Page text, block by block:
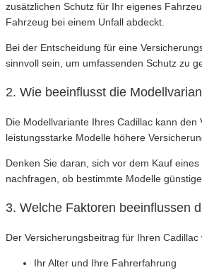
zusätzlichen Schutz für Ihr eigenes
Fahrzeug bei einem Unfall abdeckt.
Bei der Entscheidung für eine
sinnvoll sein, um umfassenden Schutz zu
2. Wie beeinflusst die
Die Modellvariante Ihres Cadillac kann
leistungsstarke Modelle höhere
Denken Sie daran, sich vor dem Kauf
nachfragen, ob bestimmte Modelle
3. Welche Faktoren beeinflussen
Der Versicherungsbeitrag für Ihren
Ihr Alter und Ihre Fahrerfahrung